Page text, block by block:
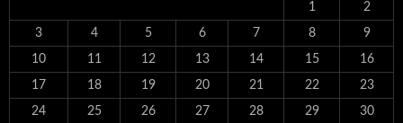
1 2
3 4 5 6 7 8 9
10 11 12 13 14 15 16
17 18 19 20 21 22 23
24 25 26 27 28 29 30